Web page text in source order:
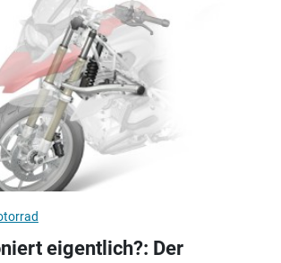
eigentlich?: Der